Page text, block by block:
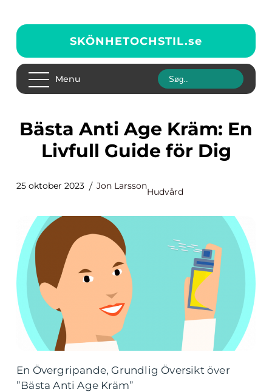
SKÖNHETOCHSTIL.se
Menu
Bästa Anti Age Kräm: En
Livfull Guide för Dig
25 oktober 2023 Jon Larsson
Hudvård
En Övergripande, Grundlig Översikt över
”Bästa Anti Age Kräm”